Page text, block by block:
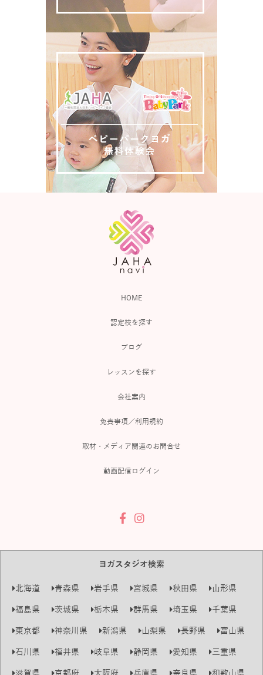
HOME
認定校を探す
ブログ
レッスンを探す
会社案内
免責事項／利用規約
取材・メディア関連のお問合せ
動画配信ログイン
ヨガスタジオ検索
北海道 青森県 岩手県 宮城県 秋田県
山形県
福島県
茨城県 栃木県 群馬県 埼玉県
千葉県
東京都
神奈川県 新潟県 山梨県 長野県
富山県
石川県
福井県 岐阜県 静岡県 愛知県
三重県